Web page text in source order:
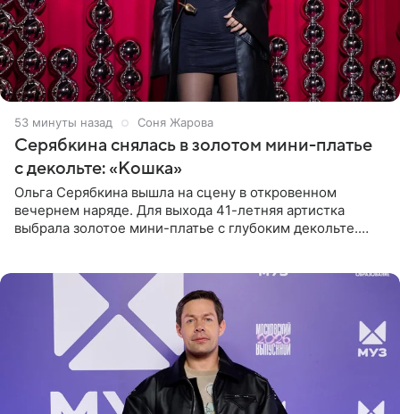
54 минуты назад Соня Жарова
Серябкина снялась в золотом мини-платье
с декольте: «Кошка»
Ольга Серябкина вышла на сцену в откровенном
вечернем наряде. Для выхода 41-летняя артистка
выбрала золотое мини-платье с глубоким декольте.